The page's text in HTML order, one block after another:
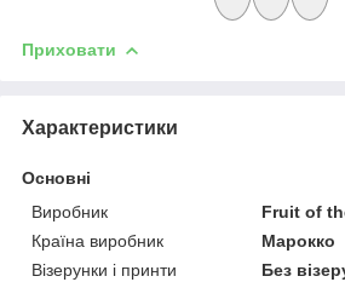
Приховати
Характеристики
Основні
Виробник
Fruit of
Країна виробник
Марокко
Візерунки і принти
Без